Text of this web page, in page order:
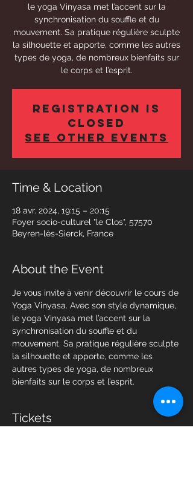
le yoga Vinyasa met l’accent sur la
synchronisation du souffle et du
mouvement. Sa pratique régulière sculpte
la silhouette et apporte, comme les autres
types de yoga, de nombreux bienfaits sur
le corps et l’esprit.
Registration is
closed
See other events
Time & Location
18 avr. 2024, 19:15 – 20:15
Foyer socio-culturel "le Clos", 57570
Beyren-lès-Sierck, France
About the Event
Je vous invite à venir découvrir le cours de
Yoga Vinyasa. Avec son style dynamique,
le yoga Vinyasa met l’accent sur la
synchronisation du souffle et du
mouvement. Sa pratique régulière sculpte
la silhouette et apporte, comme les
autres types de yoga, de nombreux
bienfaits sur le corps et l’esprit.
Tickets